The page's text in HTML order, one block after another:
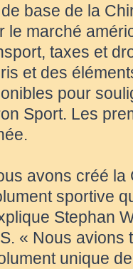
base de la
le marché
taxes et
et des
pour
Sport. Les
avons créé la
sportive
Stephan
« Nous
unique